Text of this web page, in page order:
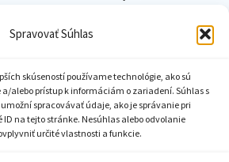
Spravovať Súhlas
skúseností používame technológie, ako sú
alebo prístup k informáciám o zariadení. Súhlas s
spracovávať údaje, ako je správanie pri
na tejto stránke. Nesúhlas alebo odvolanie
určité vlastnosti a funkcie.
ochrany súkromia